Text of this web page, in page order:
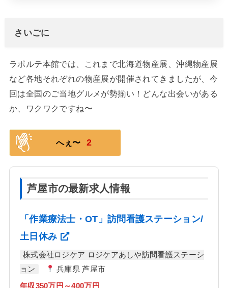
さいごに
ラポルテ本館では、これまで北海道物産展、沖縄物産展
など各地それぞれの物産展が開催されてきましたが、今
回は全国のご当地グルメが勢揃い！どんな出会いがある
か、ワクワクですね〜
へぇ〜 2
芦屋市の最新求人情報
「作業療法士・OT」訪問看護ステーション/
土日休み
株式会社ロジケア ロジケアあしや訪問看護ステーシ
ョン
兵庫県 芦屋市
年収350万円～400万円